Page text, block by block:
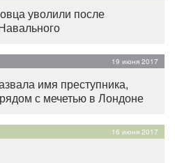
уволили после
19 июня 2017
имя преступника,
с мечетью в Лондоне
16 июня 2017